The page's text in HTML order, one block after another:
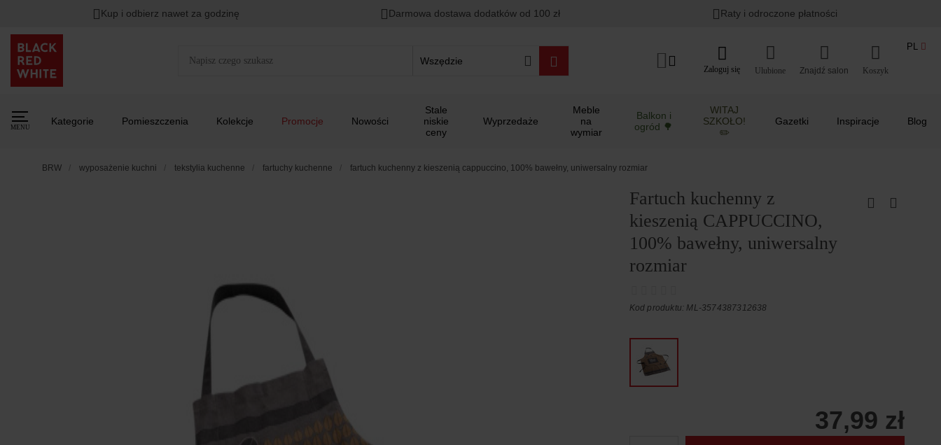
Kup i odbierz nawet za godzinę Darmowa dostawa dodatków od 100 zł Raty i odroczone płatności
Wszędzie
Zaloguj się Ulubione Koszyk
PL
MENU
Kategorie Pomieszczenia Kolekcje Promocje Nowości
Stale
niskie
ceny
Wyprzedaże
Meble
na
wymiar
Balkon i
ogród 🌳
WITAJ
SZKOŁO!
✏️
Gazetki Inspiracje Blog
BRW wyposażenie kuchni tekstylia kuchenne fartuchy kuchenne fartuch kuchenny z kieszenią cappuccino, 100% bawełny, uniwersalny rozmiar
Fartuch kuchenny z
kieszenią CAPPUCCINO,
100% bawełny, uniwersalny
rozmiar
Kod produktu: ML-3574387312638
37,99 zł